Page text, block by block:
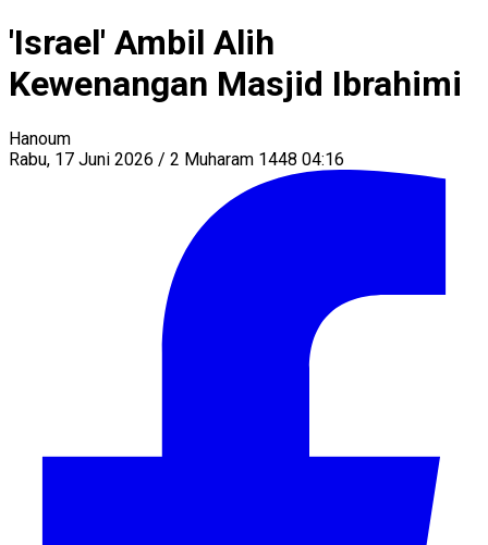
'Israel' Ambil Alih
Kewenangan Masjid Ibrahimi
Hanoum
Rabu, 17 Juni 2026 / 2 Muharam 1448 04:16